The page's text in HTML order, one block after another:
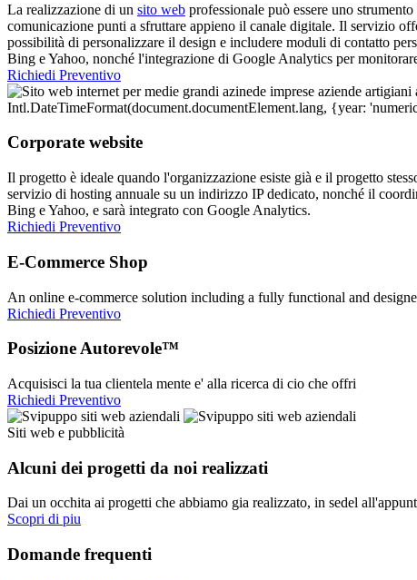
La realizzazione di un sito web professionale può essere uno
comunicazione punti a sfruttare appieno il canale digitale. Il servizio
possibilità di personalizzare il design e includere moduli di contatto
Bing e Yahoo, nonché l'integrazione di Google Analytics per
Richiedi Preventivo
Corporate website
Il progetto è ideale quando l'organizzazione esiste già e il progetto
servizio di hosting annuale su un indirizzo IP dedicato, nonché il
Bing e Yahoo, e sarà integrato con Google Analytics.
Richiedi Preventivo
E-Commerce Shop
An online e-commerce solution including a fully functional and
Richiedi Preventivo
Posizione Autorevole™
Acquisisci la tua clientela mente e' alla ricerca di cio che offri
Richiedi Preventivo
Siti web e pubblicità
Alcuni dei progetti da noi realizzati
Dai un occhita ai progetti che abbiamo gia realizzato, in sedel
Scopri di piu
Domande frequenti